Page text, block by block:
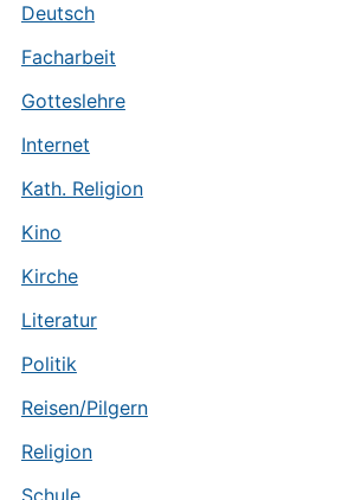
Deutsch
Facharbeit
Gotteslehre
Internet
Kath. Religion
Kino
Kirche
Literatur
Politik
Reisen/Pilgern
Religion
Schule